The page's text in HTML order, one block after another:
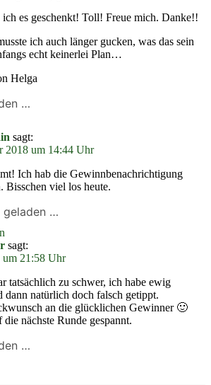
es geschenkt! Toll! Freue mich. Danke!!
ich auch länger gucken, was das sein
echt keinerlei Plan…
Helga
…
sagt:
2018 um 14:44 Uhr
Ich hab die Gewinnbenachrichtigung
Bisschen viel los heute.
geladen …
sagt:
um 21:58 Uhr
tatsächlich zu schwer, ich habe ewig
dann natürlich doch falsch getippt.
an die glücklichen Gewinner 🙂
nächste Runde gespannt.
…